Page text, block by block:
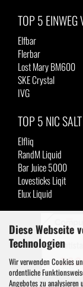
Diese Webseite
Technologien
Wir verwenden Cookies
ordentliche
Angebotes zu
TOP 5 EINWEG
Elfbar
Flerbar
Lost Mary BM600
SKE Crystal
IVG
TOP 5 NIC
Elfliq
RandM Liquid
Bar Juice 5000
Lovesticks Liqit
Elux Liquid